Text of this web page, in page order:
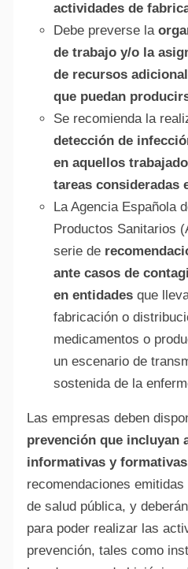
actividades de
Debe preverse la
de trabajo y/o la
de recursos
que puedan
Se recomienda la
detección de
en aquellos
tareas consideradas
La Agencia Española
Productos Sanitarios
serie de
ante casos de
en entidadesque
fabricación o
medicamentos o
un escenario de
sostenida de la
Las empresas deben
prevención que incluyan
informativas y
recomendaciones
de salud pública, y
para poder realizar las
prevención, tales como